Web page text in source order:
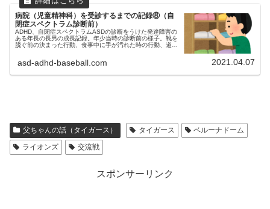
病院（児童精神科）を受診するまでの記録⑧（自
閉症スペクトラム診断前）
ADHD、自閉症スペクトラムASDの診断をうけた発達障害の
ある年長の長男の成長記録。年少当時の診断前の様子。靴を
脱ぐ前の決まった行動、食事中に手が汚れた時の行動、道路
asd-adhd-baseball.com 2021.04.07
父ちゃんの話（タイガース） タイガース
ベルーナドーム
ライオンズ
交流戦
スポンサーリンク